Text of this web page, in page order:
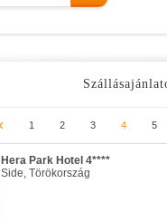
1 2 3 4 5
Hera Park Hotel 4****
Side, Törökország